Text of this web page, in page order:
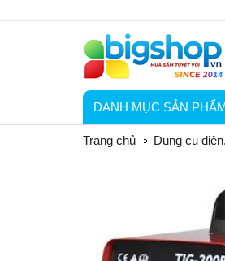
DANH MỤC SẢN
Trang chủ
Dụng cụ